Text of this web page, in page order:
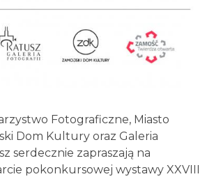
Fotograficzne, Miasto
Dom Kultury oraz Galeria
serdecznie zapraszają na
pokonkursowej wystawy XXVIII